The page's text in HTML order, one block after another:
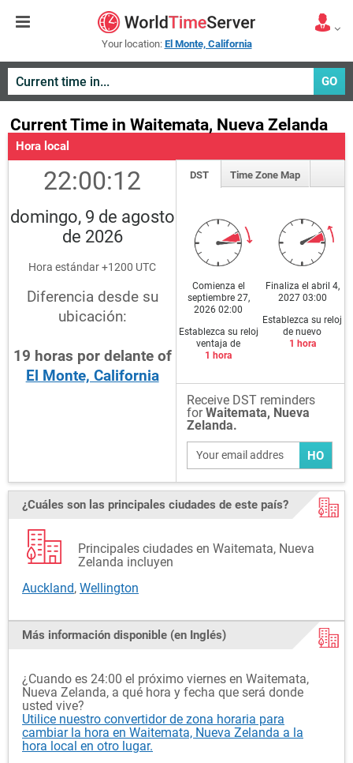
Your location: El Monte, California
GO
Current Time in Waitemata, Nueva Zelanda
Hora local
22:00:12
domingo, 9 de agosto
de 2026
Hora estándar +1200 UTC
Diferencia desde su
ubicación:
19 horas por delante of
El Monte, California
DST Time Zone Map
Comienza el
septiembre 27,
2026 02:00
Establezca su reloj
ventaja de
1 hora
Finaliza el abril 4,
2027 03:00
Establezca su reloj
de nuevo
1 hora
Receive DST reminders
forWaitemata, Nueva
Zelanda.
HO
¿Cuáles son las principales ciudades de este país?
Principales ciudades en Waitemata, Nueva
Zelanda incluyen
Auckland, Wellington
Más información disponible (en Inglés)
¿Cuando es 24:00 el próximo viernes en Waitemata,
Nueva Zelanda, a qué hora y fecha que será donde
usted vive?
Utilice nuestro convertidor de zona horaria para
cambiar la hora en Waitemata, Nueva Zelanda a la
hora local en otro lugar.